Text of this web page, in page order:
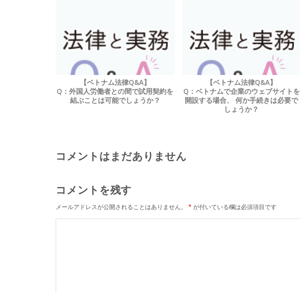
【ベトナム法律Q&A】
Q：外国人労働者との間で試用契約を
結ぶことは可能でしょうか？
【ベトナム法律Q&A】
Q：ベトナムで企業のウェブサイトを
開設する場合、 何か手続きは必要で
しょうか？
コメントはまだありません
コメントを残す
メールアドレスが公開されることはありません。 * が付いている欄は必須項目です